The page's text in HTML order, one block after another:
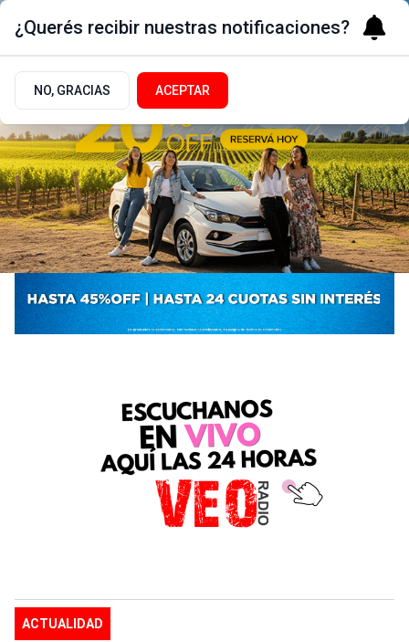
ACTUALIDAD
¿Querés recibir nuestras notificaciones?
NO, GRACIAS ACEPTAR